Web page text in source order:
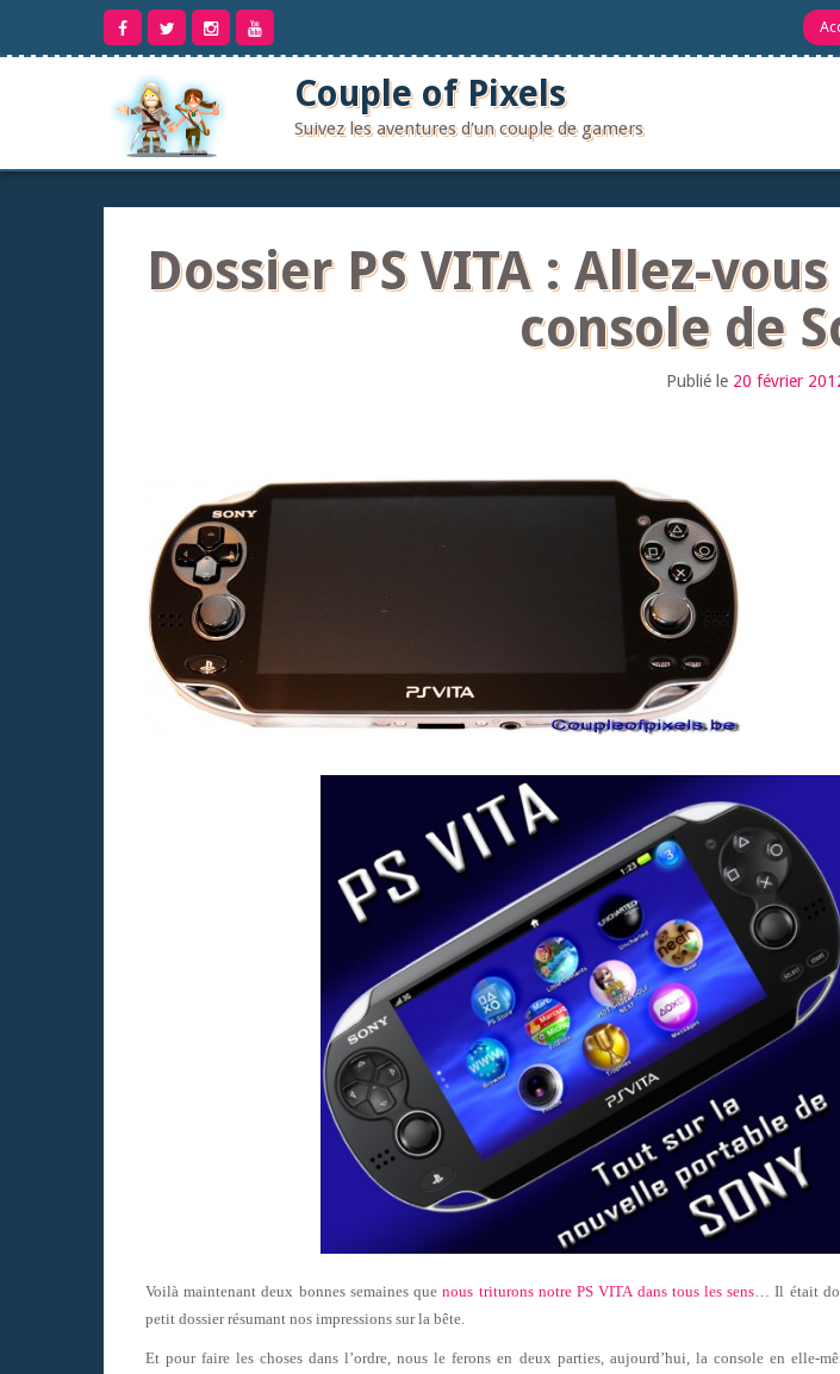
contenu
Couple of Pixels
Suivez les aventures d'un couple de gamers
Dossier PS VITA : Allez-
console de
Publié le 20 février
Voilà maintenant deux bonnes semaines quenous triturons notre PS VITA dans tous les sens … Il était
petit dossier résumant nos impressions sur la bête.
Et pour faire les choses dans l’ordre, nous le ferons en deux parties, aujourd’hui, la console en elle-